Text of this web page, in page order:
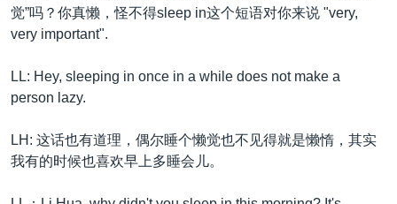
觉”吗？你真懒，怪不得sleep in这个短语对你来说 "very,
very important".
LL: Hey, sleeping in once in a while does not make a
person lazy.
LH: 这话也有道理，偶尔睡个懒觉也不见得就是懒惰，其实
我有的时候也喜欢早上多睡会儿。